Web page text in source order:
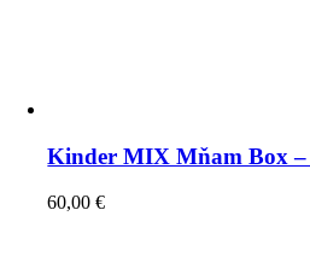
Kinder MIX Mňam Box –
60,00€